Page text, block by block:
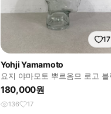
17
Yohji Yamamoto
요지 야마모토 뿌르옴므 로고 블
캡
180,000원
136 17